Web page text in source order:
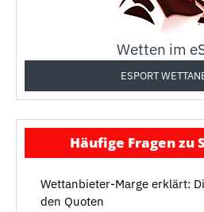
Wetten im
ESPORT
Häufige Fragen zu
Wettanbieter-Marge erklärt:
den Quoten